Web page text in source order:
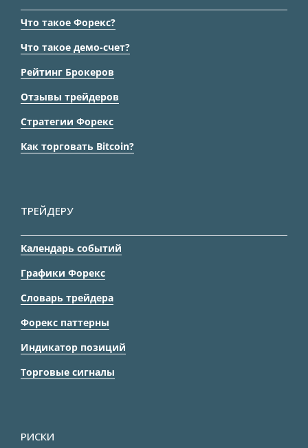
Что такое Форекс?
Что такое демо-счет?
Рейтинг Брокеров
Отзывы трейдеров
Стратегии Форекс
Как торговать Bitcoin?
ТРЕЙДЕРУ
Календарь событий
Графики Форекс
Словарь трейдера
Форекс паттерны
Индикатор позиций
Торговые сигналы
РИСКИ